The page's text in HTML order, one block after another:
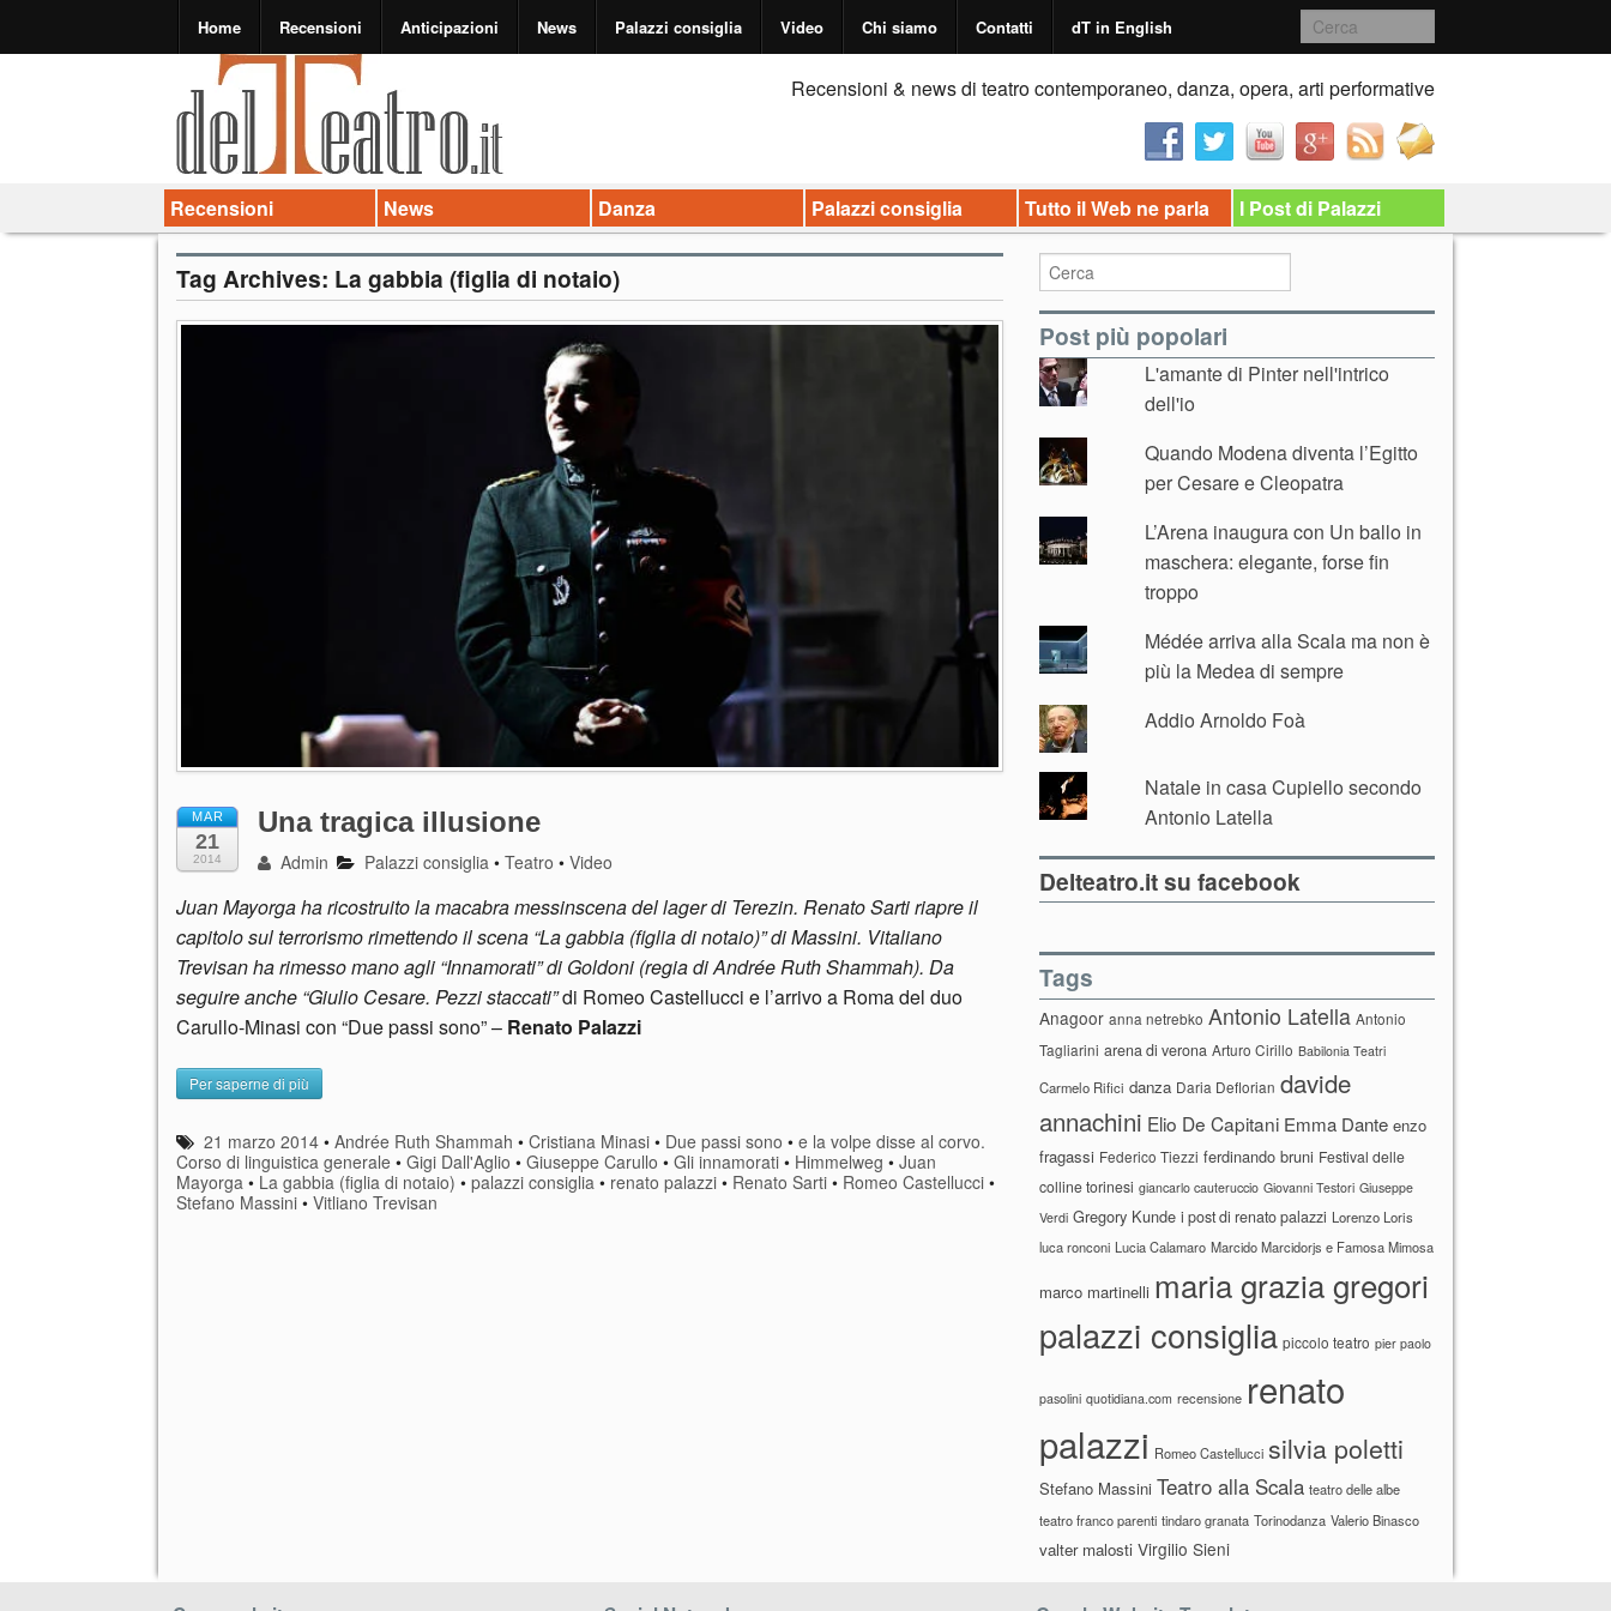
Home Recensioni Anticipazioni News Palazzi consiglia Video Chi siamo Contatti dT in English
Recensioni & news di teatro contemporaneo, danza, opera, arti performative
Recensioni News Danza Palazzi consiglia Tutto il Web ne parla I Post di Palazzi
Tag Archives: La gabbia (figlia di notaio)
MAR
21
2014
Una tragica illusione
Admin Palazzi consiglia •Teatro •Video
Juan Mayorga ha ricostruito la macabra messinscena del lager di Terezin. Renato Sarti riapre il
capitolo sul terrorismo rimettendo il scena “La gabbia (figlia di notaio)” di Massini. Vitaliano
Trevisan ha rimesso mano agli “Innamorati” di Goldoni (regia di Andrée Ruth Shammah). Da
seguire anche “Giulio Cesare. Pezzi staccati”di Romeo Castellucci e l’arrivo a Roma del duo
Carullo-Minasi con “Due passi sono” – Renato Palazzi
Per saperne di più
21 marzo 2014 •Andrée Ruth Shammah •Cristiana Minasi • Due passi sono •e la volpe disse al corvo.
Corso di linguistica generale • Gigi Dall'Aglio • Giuseppe Carullo • Gli innamorati • Himmelweg • Juan
Mayorga • La gabbia (figlia di notaio) • palazzi consiglia • renato palazzi • Renato Sarti • Romeo Castellucci •
Stefano Massini • Vitliano Trevisan
Post più popolari
L'amante di Pinter nell'intrico
dell'io
Quando Modena diventa l’Egitto
per Cesare e Cleopatra
L’Arena inaugura con Un ballo in
maschera: elegante, forse fin
troppo
Médée arriva alla Scala ma non è
più la Medea di sempre
Addio Arnoldo Foà
Natale in casa Cupiello secondo
Antonio Latella
Delteatro.it su facebook
Tags
Anagoor anna netrebko Antonio Latella Antonio
Tagliarini arena di verona Arturo Cirillo Babilonia Teatri
Carmelo Rifici danza Daria Deflorian davide
annachini Elio De Capitani Emma Dante enzo
fragassi Federico Tiezzi ferdinando bruni Festival delle
colline torinesi giancarlo cauteruccio Giovanni Testori Giuseppe
Verdi Gregory Kunde i post di renato palazzi Lorenzo Loris
luca ronconi Lucia Calamaro Marcido Marcidorjs e Famosa Mimosa
marco martinelli maria grazia gregori
palazzi consiglia piccolo teatro pier paolo
pasolini quotidiana.com recensione renato
palazzi Romeo Castellucci silvia poletti
Stefano Massini Teatro alla Scala teatro delle albe
teatro franco parenti tindaro granata Torinodanza Valerio Binasco
valter malosti Virgilio Sieni